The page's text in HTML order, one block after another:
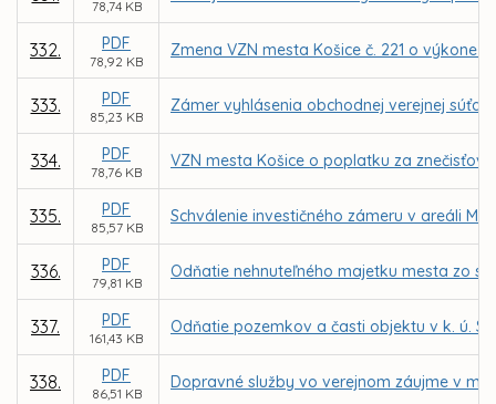
78,74 KB
332. PDF
78,92 KB
Zmena VZN mesta Košice č. 221 o výkone
333. PDF
85,23 KB
Zámer vyhlásenia obchodnej verejnej
334. PDF
78,76 KB
VZN mesta Košice o poplatku za
335. PDF
85,57 KB
Schválenie investičného zámeru v areáli MŠ
336. PDF
79,81 KB
Odňatie nehnuteľného majetku mesta zo
337. PDF
161,43 KB
Odňatie pozemkov a časti objektu v k. ú.
338. PDF
86,51 KB
Dopravné služby vo verejnom záujme v